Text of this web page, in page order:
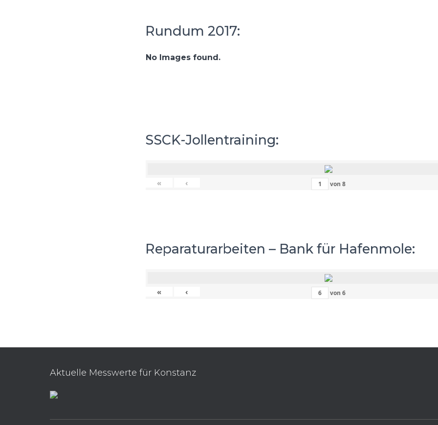
Rundum 2017:
No Images found.
SSCK-Jollentraining:
« ‹ von 8
Reparaturarbeiten – Bank für Hafenmole:
« ‹ von 6
Aktuelle Messwerte für Konstanz